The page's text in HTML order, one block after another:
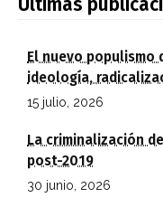
El nuevo populismo
ideología,
15 julio, 2026
La criminalización
post-2019
30 junio, 2026